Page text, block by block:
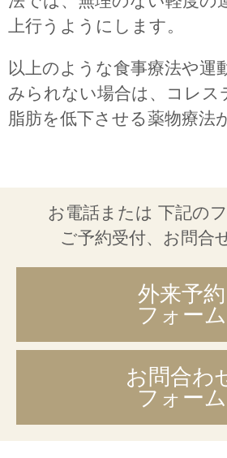
上行うようにします。
以上のような食事療法や運
みられない場合は、コレス
脂肪を低下させる薬物療法
お電話または 下記の
ご予約受付、お問合
外来予約
フォーム
お問合わ
フォーム